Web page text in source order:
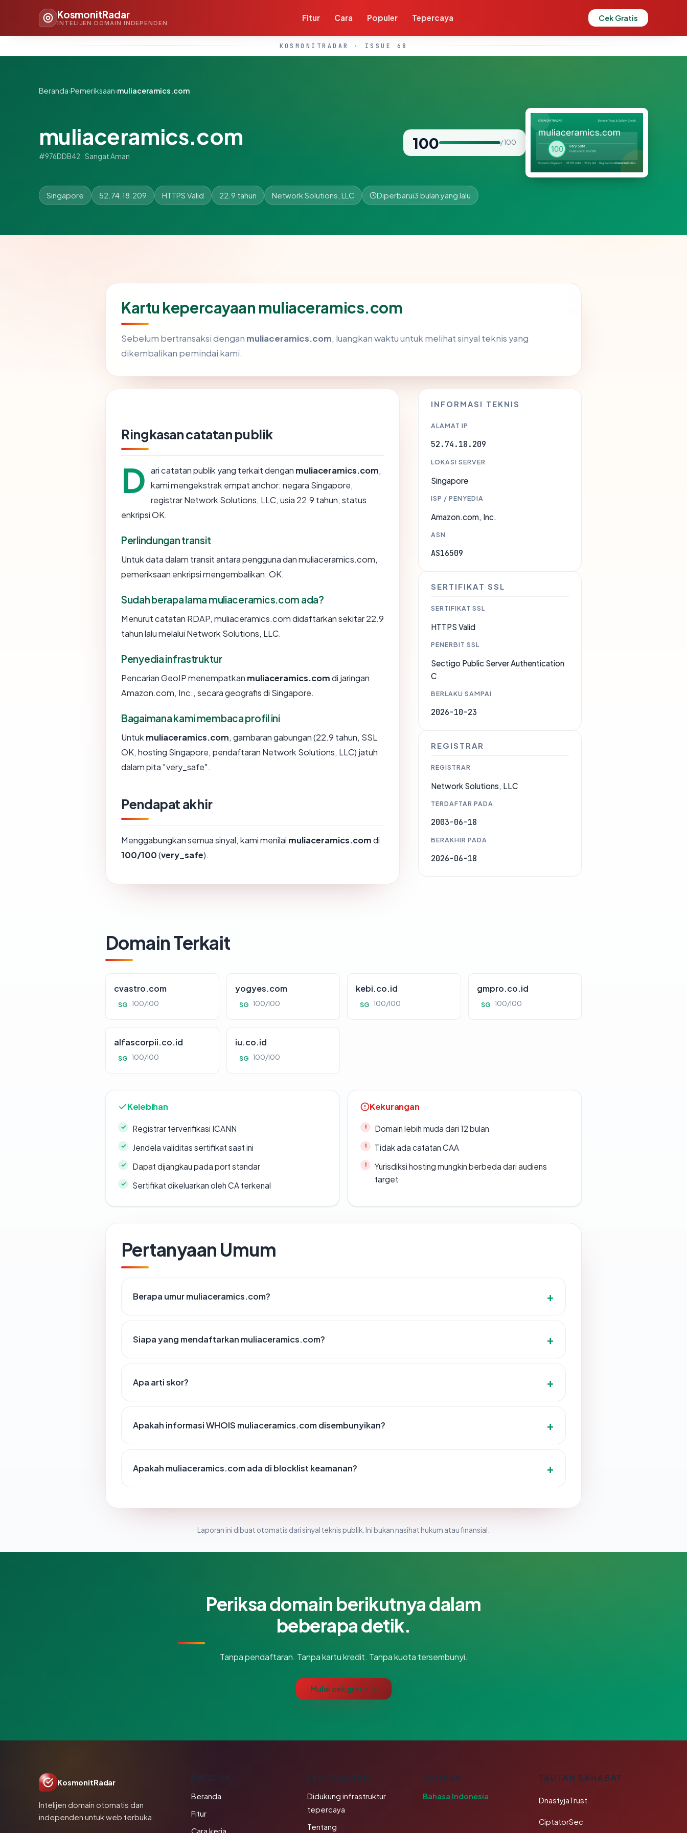
KosmonitRadar
INTELIJEN DOMAIN INDEPENDEN
Fitur Cara Populer Tepercaya Cek Gratis
KOSMONITRADAR · ISSUE 68
Beranda›Pemeriksaan›muliaceramics.com
muliaceramics.com
#976DDB42 · Sangat Aman
100 / 100
Singapore 52.74.18.209 HTTPS Valid 22.9 tahun Network Solutions, LLC Diperbarui3 bulan yang lalu
Kartu kepercayaan muliaceramics.com
Sebelum bertransaksi dengan muliaceramics.com, luangkan waktu untuk melihat sinyal teknis yang
dikembalikan pemindai kami.
Ringkasan catatan publik
D ari catatan publik yang terkait dengan muliaceramics.com,
kami mengekstrak empat anchor: negara Singapore,
registrar Network Solutions, LLC, usia 22.9 tahun, status
enkripsi OK.
Perlindungan transit
Untuk data dalam transit antara pengguna dan muliaceramics.com,
pemeriksaan enkripsi mengembalikan: OK.
Sudah berapa lama muliaceramics.com ada?
Menurut catatan RDAP, muliaceramics.com didaftarkan sekitar 22.9
tahun lalu melalui Network Solutions, LLC.
Penyedia infrastruktur
Pencarian GeoIP menempatkan muliaceramics.comdi jaringan
Amazon.com, Inc., secara geografis di Singapore.
Bagaimana kami membaca profil ini
Untuk muliaceramics.com, gambaran gabungan (22.9 tahun, SSL
OK, hosting Singapore, pendaftaran Network Solutions, LLC) jatuh
dalam pita "very_safe".
Pendapat akhir
Menggabungkan semua sinyal, kami menilai muliaceramics.comdi
100/100(very_safe).
INFORMASI TEKNIS
ALAMAT IP
52.74.18.209
LOKASI SERVER
Singapore
ISP / PENYEDIA
Amazon.com, Inc.
ASN
AS16509
SERTIFIKAT SSL
SERTIFIKAT SSL
HTTPS Valid
PENERBIT SSL
Sectigo Public Server Authentication
C
BERLAKU SAMPAI
2026-10-23
REGISTRAR
REGISTRAR
Network Solutions, LLC
TERDAFTAR PADA
2003-06-18
BERAKHIR PADA
2026-06-18
Domain Terkait
cvastro.com
SG 100/100
yogyes.com
SG 100/100
kebi.co.id
SG 100/100
gmpro.co.id
SG 100/100
alfascorpii.co.id
SG 100/100
iu.co.id
SG 100/100
Kelebihan
Registrar terverifikasi ICANN
Jendela validitas sertifikat saat ini
Dapat dijangkau pada port standar
Sertifikat dikeluarkan oleh CA terkenal
Kekurangan
Domain lebih muda dari 12 bulan
Tidak ada catatan CAA
Yurisdiksi hosting mungkin berbeda dari audiens
target
Pertanyaan Umum
Berapa umur muliaceramics.com?
Siapa yang mendaftarkan muliaceramics.com?
Apa arti skor?
Apakah informasi WHOIS muliaceramics.com disembunyikan?
Apakah muliaceramics.com ada di blocklist keamanan?
Laporan ini dibuat otomatis dari sinyal teknis publik. Ini bukan nasihat hukum atau finansial.
Periksa domain berikutnya dalam
beberapa detik.
Tanpa pendaftaran. Tanpa kartu kredit. Tanpa kuota tersembunyi.
Mulai cek gratis →
KosmonitRadar
Intelijen domain otomatis dan
independen untuk web terbuka.
Beranda
Fitur
Cara kerja
PERUSAHAAN
Didukung infrastruktur
tepercaya
Tentang
BAHASA
Bahasa Indonesia
TAUTAN SAHABAT
DnastyjaTrust
CiptatorSec